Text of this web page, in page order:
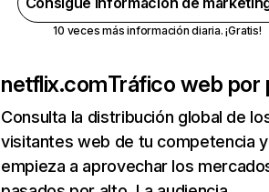
10 veces más información diaria. ¡Gratis!
netflix.comTráfico web por
Consulta la distribución global de
visitantes web de tu competencia y
empieza a aprovechar los